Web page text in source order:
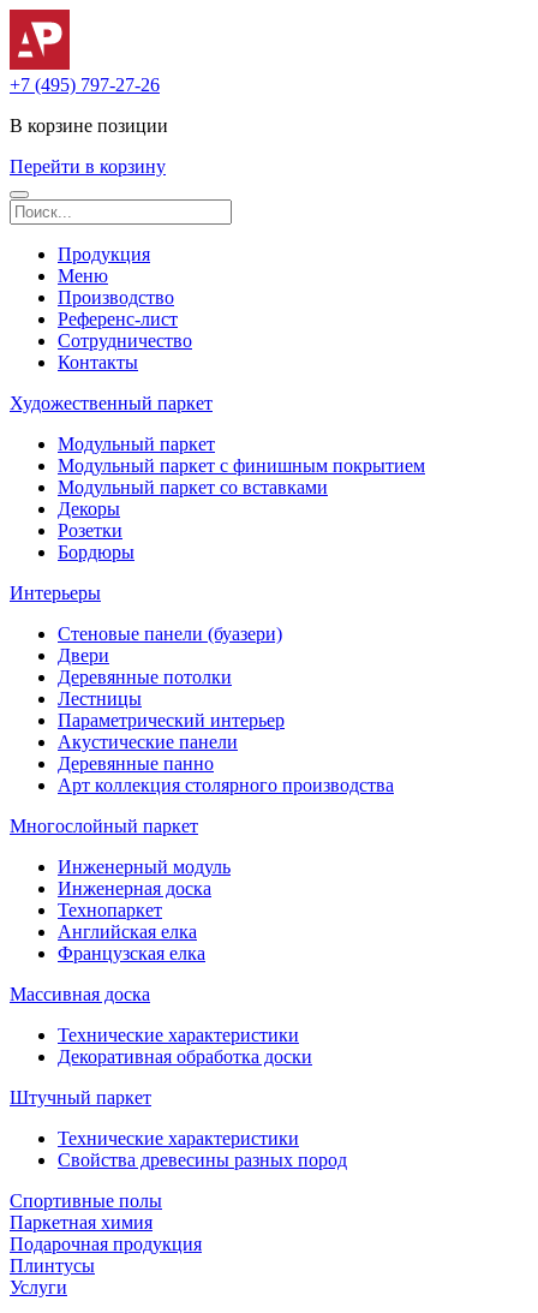
+7 (495) 797-27-26
В корзине позиции
Перейти в корзину
Продукция
Меню
Производство
Референс-лист
Сотрудничество
Контакты
Художественный паркет
Модульный паркет
Модульный паркет с финишным покрытием
Модульный паркет со вставками
Декоры
Розетки
Бордюры
Интерьеры
Стеновые панели (буазери)
Двери
Деревянные потолки
Лестницы
Параметрический интерьер
Акустические панели
Деревянные панно
Арт коллекция столярного производства
Многослойный паркет
Инженерный модуль
Инженерная доска
Технопаркет
Английская елка
Французская елка
Массивная доска
Технические характеристики
Декоративная обработка доски
Штучный паркет
Технические характеристики
Свойства древесины разных пород
Спортивные полы
Паркетная химия
Подарочная продукция
Плинтусы
Услуги